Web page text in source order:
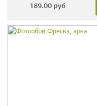
189.00 руб